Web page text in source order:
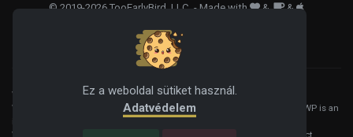
Ez a weboldal sütiket használ.
Adatvédelem
© 2019-2026 TooEarlyBird, LLC. - Made with & &
Adatkezelés
WordPress® is a registered trademark of the WordPress Foundation, and
WooCommerce® is a registered trademark of WooCommerce, Inc. HelloWP is an